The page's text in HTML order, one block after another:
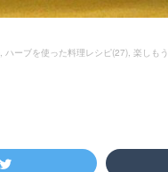
ハーブを使った料理レシピ(27) 楽しもう